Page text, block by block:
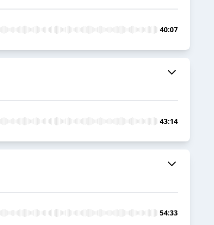
40:07
43:14
54:33